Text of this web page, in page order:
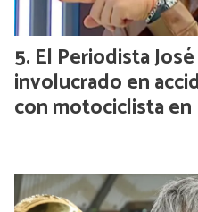
El Periodista
involucrado en
con motociclista en